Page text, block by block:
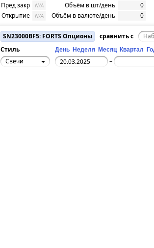
Пред закр N/A
Открытие N/A
Объём в шт/день
0
Объём в валюте/день
0
SN23000BF5: FORTS Опционы
сравнить с
Стиль
День Неделя Месяц Квартал
Свечи –